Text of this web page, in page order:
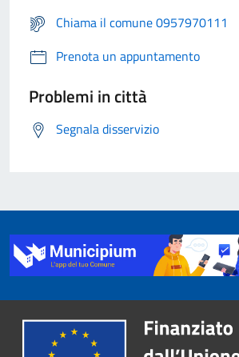
Chiama il comune 0957970111
Prenota un appuntamento
Problemi in città
Segnala disservizio